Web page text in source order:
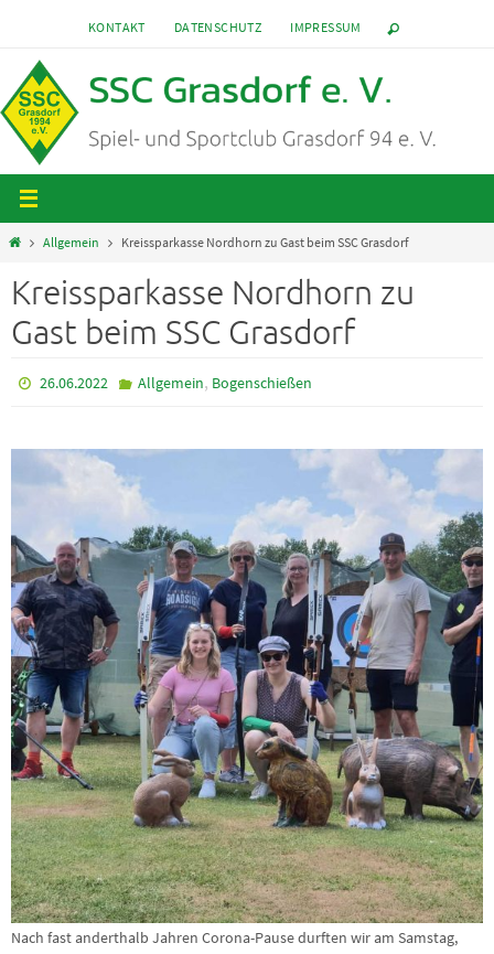
springen
KONTAKT DATENSCHUTZ IMPRESSUM
StartAllgemein Kreissparkasse Nordhorn zu Gast beim SSC Grasdorf
Kreissparkasse Nordhorn zu
Gast beim SSC Grasdorf
26.06.2022 Allgemein, Bogenschießen
Nach fast anderthalb Jahren Corona-Pause durften wir am Samstag,